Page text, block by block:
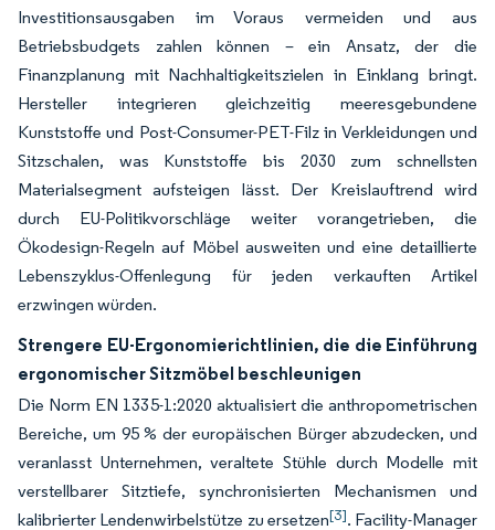
Investitionsausgaben im Voraus vermeiden und aus
Betriebsbudgets zahlen können – ein Ansatz, der die
Finanzplanung mit Nachhaltigkeitszielen in Einklang bringt.
Hersteller integrieren gleichzeitig meeresgebundene
Kunststoffe und Post-Consumer-PET-Filz in Verkleidungen und
Sitzschalen, was Kunststoffe bis 2030 zum schnellsten
Materialsegment aufsteigen lässt. Der Kreislauftrend wird
durch EU-Politikvorschläge weiter vorangetrieben, die
Ökodesign-Regeln auf Möbel ausweiten und eine detaillierte
Lebenszyklus-Offenlegung für jeden verkauften Artikel
erzwingen würden.
Strengere EU-Ergonomierichtlinien, die die Einführung
ergonomischer Sitzmöbel beschleunigen
Die Norm EN 1335-1:2020 aktualisiert die anthropometrischen
Bereiche, um 95 % der europäischen Bürger abzudecken, und
veranlasst Unternehmen, veraltete Stühle durch Modelle mit
verstellbarer Sitztiefe, synchronisierten Mechanismen und
kalibrierter Lendenwirbelstütze zu ersetzen[3]. Facility-Manager